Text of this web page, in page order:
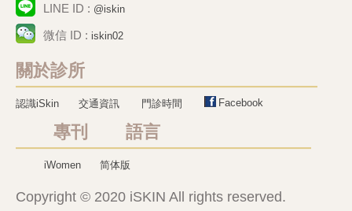
LINE ID : @iskin
微信 ID : iskin02
關於診所
認識iSkin 交通資訊 門診時間 Facebook
專刊 語言
iWomen 简体版
Copyright © 2020 iSKIN All rights reserved.